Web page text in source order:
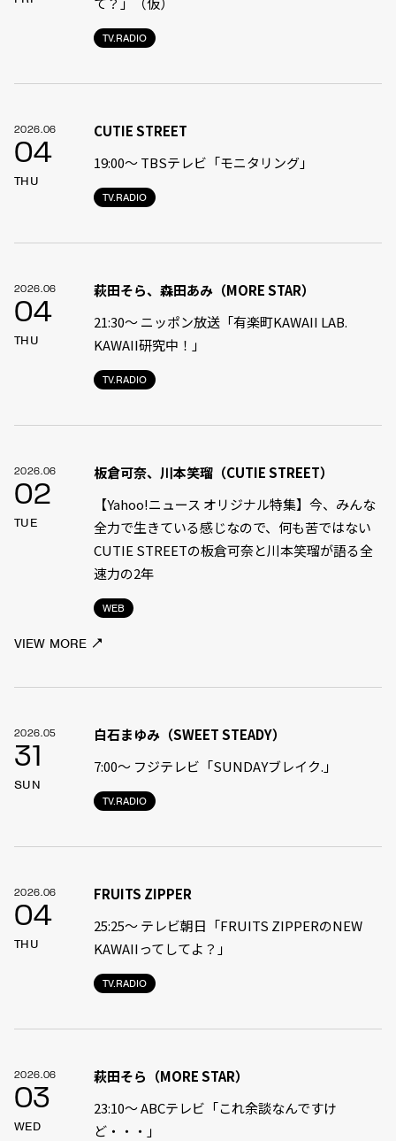
TV.RADIO
2026.06
04
THU
TV.RADIO
CUTIE STREET
19:00〜 TBSテレビ「モニタリング」
2026.06
04
THU
TV.RADIO
萩田そら、森田あみ（MORE STAR）
21:30〜 ニッポン放送「有楽町KAWAII LAB.
KAWAII研究中！」
2026.06
02
TUE
WEB
板倉可奈、川本笑瑠（CUTIE STREET）
【Yahoo!ニュース オリジナル特集】今、みんな
全力で生きている感じなので、何も苦ではない
――CUTIE STREETの板倉可奈と川本笑瑠が語る全
速力の2年
VIEW MORE
2026.05
31
SUN
TV.RADIO
白石まゆみ（SWEET STEADY）
7:00〜 フジテレビ「SUNDAYブレイク.」
2026.06
04
THU
TV.RADIO
FRUITS ZIPPER
25:25～ テレビ朝日「FRUITS ZIPPERのNEW
KAWAIIってしてよ？」
2026.06
03
WED
萩田そら（MORE STAR）
23:10〜 ABCテレビ「これ余談なんですけ
ど・・・」